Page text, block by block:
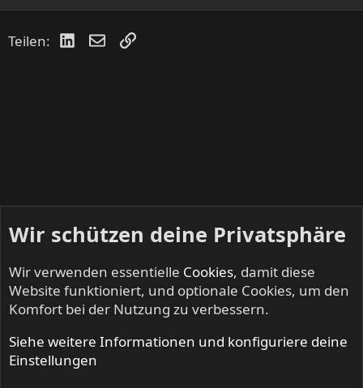
Teilen: LinkedIn
E-MailLink
IRON FISTS - Heavy Metal & Doom Metal
Wir schützen deine Privatsphäre
Wir verwenden essentielle Cookies, damit diese
Website funktioniert, und optionale Cookies, um den
Komfort bei der Nutzung zu verbessern.
Siehe weitere Informationen und konfiguriere deine
Einstellungen